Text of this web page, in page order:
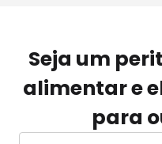
Seja um
alimentar e
para